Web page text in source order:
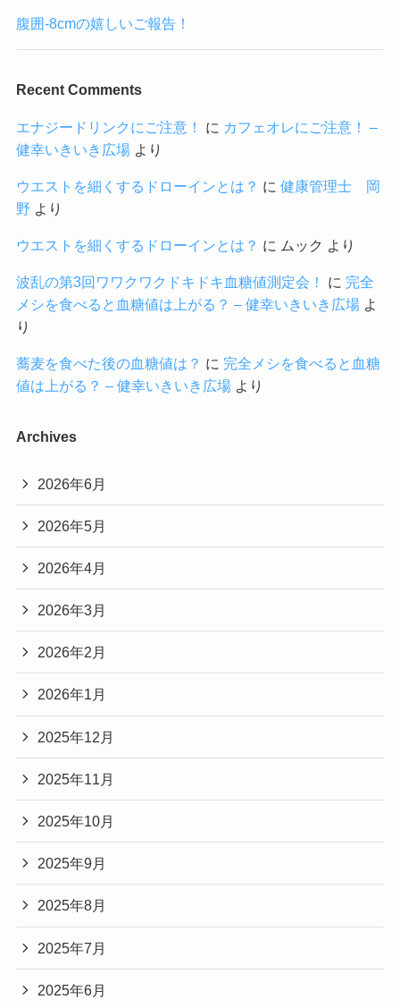
腹囲-8cmの嬉しいご報告！
Recent Comments
エナジードリンクにご注意！ に カフェオレにご注意！ –
健幸いきいき広場より
ウエストを細くするドローインとは？ に 健康管理士 岡
野 より
ウエストを細くするドローインとは？ に ムック より
波乱の第3回ワワクワクドキドキ血糖値測定会！ に 完全
メシを食べると血糖値は上がる？ – 健幸いきいき広場よ
り
蕎麦を食べた後の血糖値は？ に 完全メシを食べると血糖
値は上がる？ – 健幸いきいき広場より
Archives
2026年6月
2026年5月
2026年4月
2026年3月
2026年2月
2026年1月
2025年12月
2025年11月
2025年10月
2025年9月
2025年8月
2025年7月
2025年6月